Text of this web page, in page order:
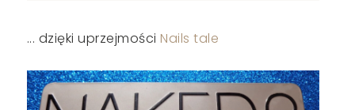
... dzięki uprzejmości Nails tale